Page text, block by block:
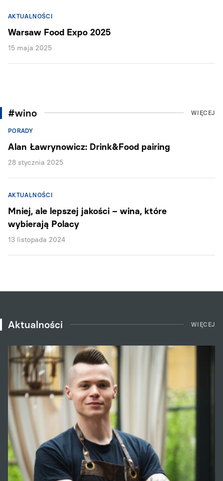
AKTUALNOŚCI
Warsaw Food Expo 2025
15 maja 2025
#wino WIĘCEJ
PORADY
Alan Ławrynowicz: Drink&Food pairing
28 stycznia 2025
AKTUALNOŚCI
Mniej, ale lepszej jakości – wina, które
wybierają Polacy
13 listopada 2024
Aktualności WIĘCEJ